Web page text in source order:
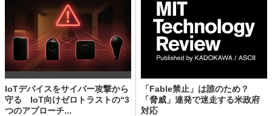
IoTデバイスをサイバー攻撃から
守る IoT向けゼロトラストの“3
つのアプローチ...
「Fable禁止」は誰のため？
「脅威」連発で迷走する米政府
対応